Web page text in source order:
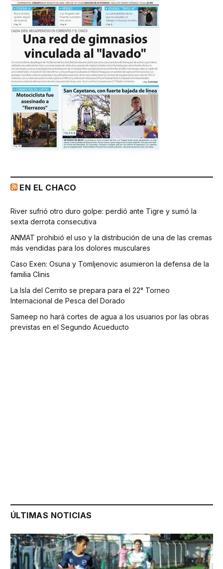
EN EL CHACO
River sufrió otro duro golpe: perdió ante Tigre y sumó la
sexta derrota consecutiva
ANMAT prohibió el uso y la distribución de una de las cremas
más vendidas para los dolores musculares
Caso Exen: Osuna y Tomljenovic asumieron la defensa de la
familia Clinis
La Isla del Cerrito se prepara para el 22° Torneo
Internacional de Pesca del Dorado
Sameep no hará cortes de agua a los usuarios por las obras
previstas en el Segundo Acueducto
ÚLTIMAS NOTICIAS